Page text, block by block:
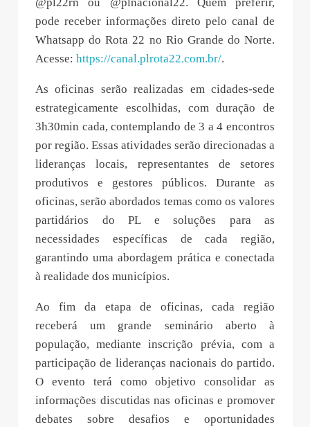
pode receber informações direto pelo canal de
Whatsapp do Rota 22 no Rio Grande do Norte.
Acesse: https://canal.plrota22.com.br/.
As oficinas serão realizadas em cidades-sede
estrategicamente escolhidas, com duração de
3h30min cada, contemplando de 3 a 4 encontros
por região. Essas atividades serão direcionadas a
lideranças locais, representantes de setores
produtivos e gestores públicos. Durante as
oficinas, serão abordados temas como os valores
partidários do PL e soluções para as
necessidades específicas de cada região,
garantindo uma abordagem prática e conectada
à realidade dos municípios.
Ao fim da etapa de oficinas, cada região
receberá um grande seminário aberto à
população, mediante inscrição prévia, com a
participação de lideranças nacionais do partido.
O evento terá como objetivo consolidar as
informações discutidas nas oficinas e promover
debates sobre desafios e oportunidades